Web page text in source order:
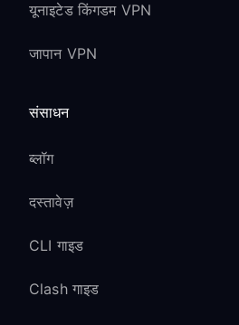
यूनाइटेड किंगडम VPN
जापान VPN
संसाधन
ब्लॉग
दस्तावेज़
CLI गाइड
Clash गाइड